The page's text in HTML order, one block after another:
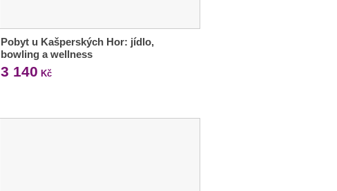
Pobyt u Kašperských Hor: jídlo,
bowling a wellness
3 140 Kč